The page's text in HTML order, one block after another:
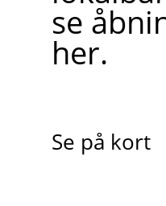
se
her.
Se på kort